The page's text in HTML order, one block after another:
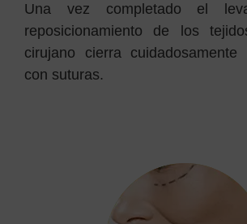
Una vez completado el
reposicionamiento de los
cirujano cierra cuidadosamente
con suturas.